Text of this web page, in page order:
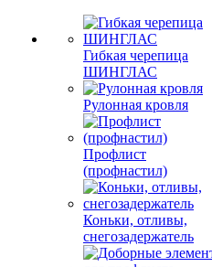
Гибкая черепица
ШИНГЛАС
Рулонная кровля
Профлист
(профнастил)
Коньки, отливы,
снегозадержатель